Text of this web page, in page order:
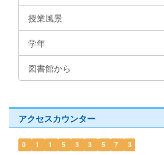
授業風景
学年
図書館から
アクセスカウンター
0 1 1 5 3 3 5 7 3